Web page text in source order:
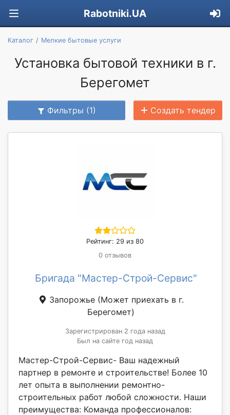
Rabotniki.UA
Каталог Мелкие бытовые услуги
Установка бытовой техники в г.
Берегомет
Фильтры (1) Создать тендер
Рейтинг: 29 из 80
0 отзывов
Бригада "Мастер-Строй-Сервис"
Запорожье (Может приехать в г.
Берегомет)
Зарегистрирован 2 года назад
Был на сайте год назад
Мастер-Строй-Сервис- Ваш надежный
партнер в ремонте и строительстве! Более 10
лет опыта в выполнении ремонтно-
строительных работ любой сложности. Наши
преимущества: Команда профессионалов: